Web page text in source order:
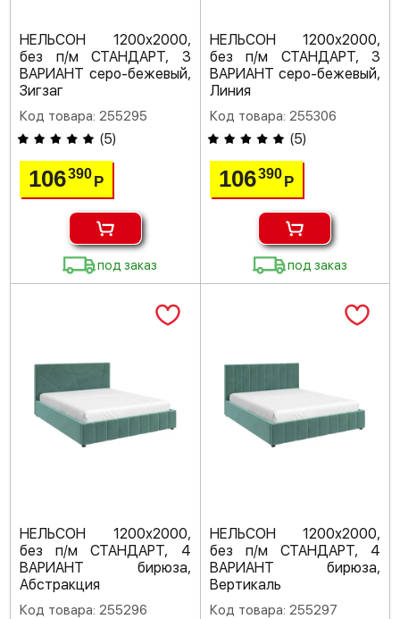
НЕЛЬСОН 1200х2000,
без п/м СТАНДАРТ, 3
ВАРИАНТ серо-бежевый,
Зигзаг
Код товара: 255295
(5)
106390Р
под заказ
НЕЛЬСОН 1200х2000,
без п/м СТАНДАРТ, 3
ВАРИАНТ серо-бежевый,
Линия
Код товара: 255306
(5)
106390 Р
под заказ
НЕЛЬСОН 1200х2000,
без п/м СТАНДАРТ, 4
ВАРИАНТ бирюза,
Абстракция
Код товара: 255296
НЕЛЬСОН 1200х2000,
без п/м СТАНДАРТ, 4
ВАРИАНТ бирюза,
Вертикаль
Код товара: 255297